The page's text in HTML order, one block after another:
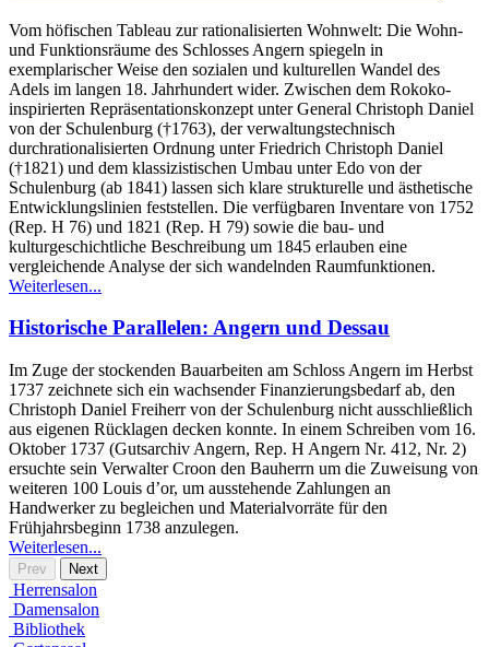
Vom höfischen Tableau zur rationalisierten Wohnwelt: Die Wohn-
und Funktionsräume des Schlosses Angern spiegeln in
exemplarischer Weise den sozialen und kulturellen Wandel des
Adels im langen 18. Jahrhundert wider. Zwischen dem Rokoko-
inspirierten Repräsentationskonzept unter General Christoph Daniel
von der Schulenburg (†1763), der verwaltungstechnisch
durchrationalisierten Ordnung unter Friedrich Christoph Daniel
(†1821) und dem klassizistischen Umbau unter Edo von der
Schulenburg (ab 1841) lassen sich klare strukturelle und ästhetische
Entwicklungslinien feststellen. Die verfügbaren Inventare von 1752
(Rep. H 76) und 1821 (Rep. H 79) sowie die bau- und
kulturgeschichtliche Beschreibung um 1845 erlauben eine
vergleichende Analyse der sich wandelnden Raumfunktionen.
Weiterlesen...
Historische Parallelen: Angern und Dessau
Im Zuge der stockenden Bauarbeiten am Schloss Angern im Herbst
1737 zeichnete sich ein wachsender Finanzierungsbedarf ab, den
Christoph Daniel Freiherr von der Schulenburg nicht ausschließlich
aus eigenen Rücklagen decken konnte. In einem Schreiben vom 16.
Oktober 1737 (Gutsarchiv Angern, Rep. H Angern Nr. 412, Nr. 2)
ersuchte sein Verwalter Croon den Bauherrn um die Zuweisung von
weiteren 100 Louis d’or, um ausstehende Zahlungen an
Handwerker zu begleichen und Materialvorräte für den
Frühjahrsbeginn 1738 anzulegen.
Weiterlesen...
Prev Next
Herrensalon
Damensalon
Bibliothek